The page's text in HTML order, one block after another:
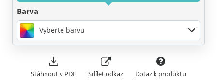
Barva
Vyberte barvu
Stáhnout v PDF Sdílet odkaz Dotaz k produktu